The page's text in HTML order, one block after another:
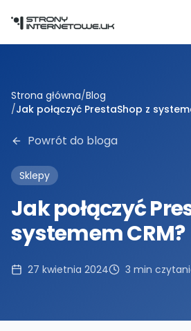
Strona główna/Blog
/Jak połączyć PrestaShop z
Powrót do bloga
Sklepy
Jak połączyć
systemem CRM?
27 kwietnia 2024 3 min